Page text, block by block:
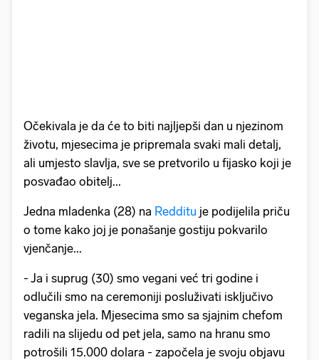
Očekivala je da će to biti najljepši dan u njezinom
životu, mjesecima je pripremala svaki mali detalj,
ali umjesto slavlja, sve se pretvorilo u fijasko koji je
posvađao obitelj...
Jedna mladenka (28) na Redditu je podijelila priču
o tome kako joj je ponašanje gostiju pokvarilo
vjenčanje...
- Ja i suprug (30) smo vegani već tri godine i
odlučili smo na ceremoniji posluživati isključivo
veganska jela. Mjesecima smo sa sjajnim chefom
radili na slijedu od pet jela, samo na hranu smo
potrošili 15.000 dolara - započela je svoju objavu